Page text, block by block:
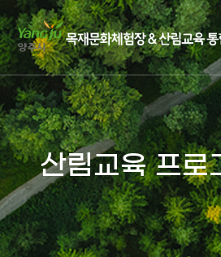
산림교육 프로